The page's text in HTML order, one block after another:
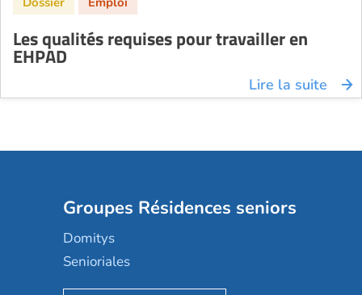
Les qualités requises pour travailler en
EHPAD
Lire la suite
Groupes Résidences seniors
Domitys
Senioriales
Nohée